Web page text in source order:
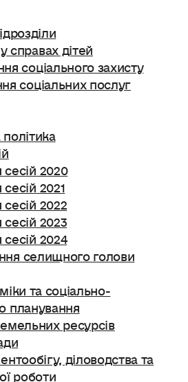
справах дітей
соціального захисту
соціальних послуг
2020
2021
2022
2023
2024
селищного голови
та соціально-
планування
ресурсів
діловодства та
роботи